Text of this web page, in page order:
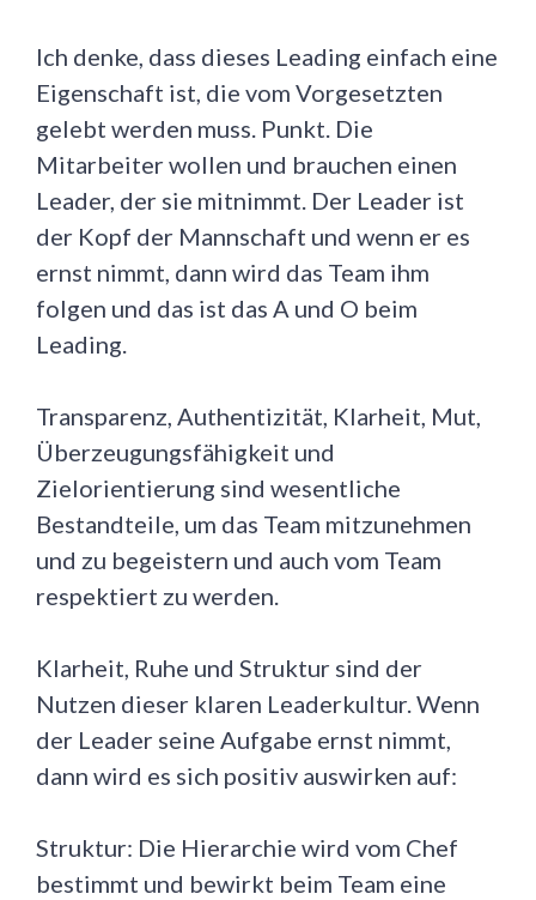
Ich denke, dass dieses Leading einfach eine
Eigenschaft ist, die vom Vorgesetzten
gelebt werden muss. Punkt. Die
Mitarbeiter wollen und brauchen einen
Leader, der sie mitnimmt. Der Leader ist
der Kopf der Mannschaft und wenn er es
ernst nimmt, dann wird das Team ihm
folgen und das ist das A und O beim
Leading.
Transparenz, Authentizität, Klarheit, Mut,
Überzeugungsfähigkeit und
Zielorientierung sind wesentliche
Bestandteile, um das Team mitzunehmen
und zu begeistern und auch vom Team
respektiert zu werden.
Klarheit, Ruhe und Struktur sind der
Nutzen dieser klaren Leaderkultur. Wenn
der Leader seine Aufgabe ernst nimmt,
dann wird es sich positiv auswirken auf:
Struktur: Die Hierarchie wird vom Chef
bestimmt und bewirkt beim Team eine